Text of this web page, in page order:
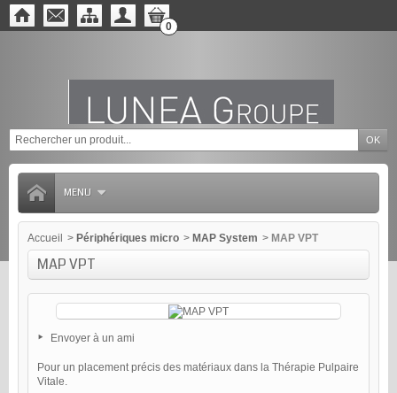
0
MENU
Accueil > Périphériques micro > MAP System > MAP VPT
MAP VPT
Envoyer à un ami
Pour un placement précis des matériaux dans la Thérapie Pulpaire
Vitale.